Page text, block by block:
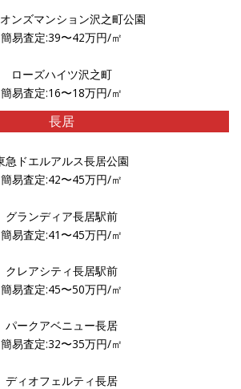
ンズマンション沢之町公園
簡易査定:39〜42万円/㎡
ローズハイツ沢之町
簡易査定:16〜18万円/㎡
長居
急ドエルアルス長居公園
簡易査定:42〜45万円/㎡
グランディア長居駅前
簡易査定:41〜45万円/㎡
クレアシティ長居駅前
簡易査定:45〜50万円/㎡
パークアベニュー長居
簡易査定:32〜35万円/㎡
ディオフェルティ長居